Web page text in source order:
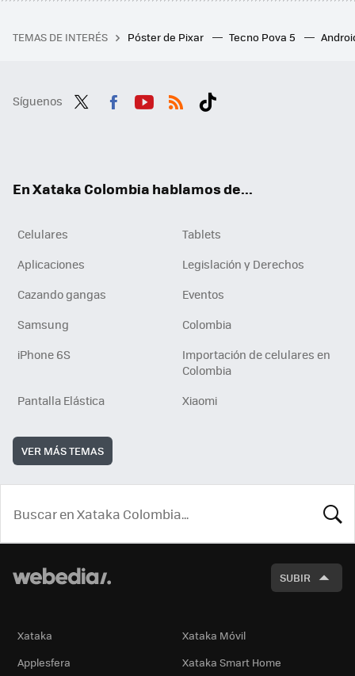
TEMAS DE INTERÉS Póster de Pixar Tecno Pova 5
Síguenos
En Xataka Colombia hablamos de...
Celulares
Tablets
Aplicaciones
Legislación y Derechos
Cazando gangas
Eventos
Samsung
Colombia
iPhone 6S
Importación de celulares en
Colombia
Pantalla Elástica
Xiaomi
VER MÁS TEMAS
SUBIR
Xataka
Xataka Móvil
Applesfera
Xataka Smart Home